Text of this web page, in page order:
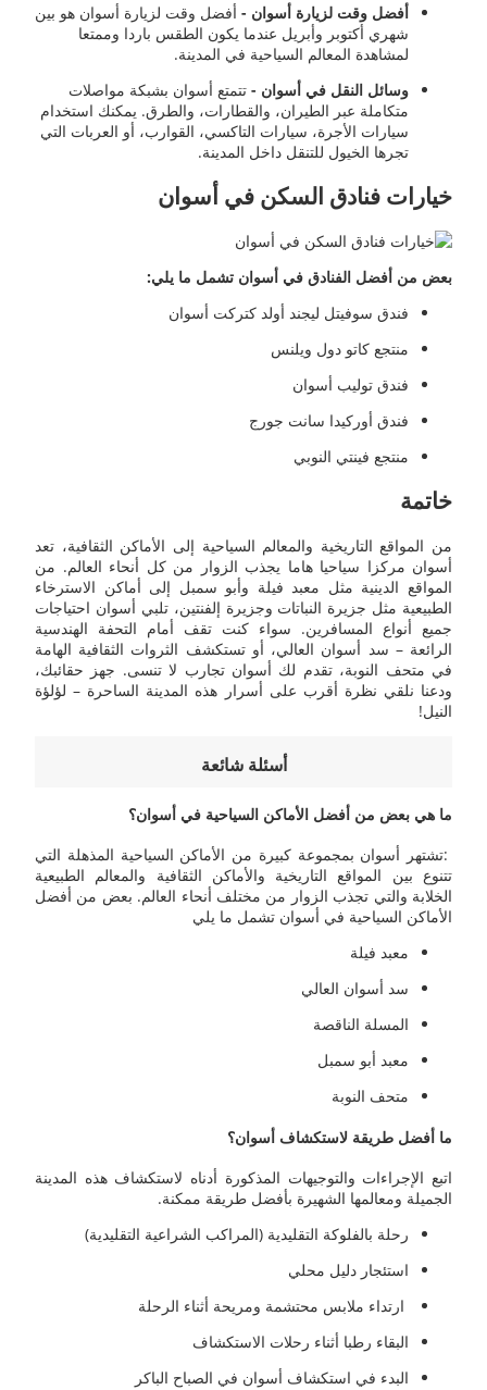
أفضل وقت لزيارة أسوان - أفضل وقت لزيارة أسوان هو بين
شهري أكتوبر وأبريل عندما يكون الطقس باردا وممتعا
لمشاهدة المعالم السياحية في المدينة.
وسائل النقل في أسوان - تتمتع أسوان بشبكة مواصلات
متكاملة عبر الطيران، والقطارات، والطرق. يمكنك استخدام
سيارات الأجرة، سيارات التاكسي، القوارب، أو العربات التي
تجرها الخيول للتنقل داخل المدينة.
خيارات فنادق السكن في أسوان
بعض من أفضل الفنادق في أسوان تشمل ما يلي:
فندق سوفيتل ليجند أولد كتركت أسوان
منتجع كاتو دول ويلنس
فندق توليب أسوان
فندق أوركيدا سانت جورج
منتجع فينتي النوبي
خاتمة
من المواقع التاريخية والمعالم السياحية إلى الأماكن الثقافية، تعد
أسوان مركزا سياحيا هاما يجذب الزوار من كل أنحاء العالم. من
المواقع الدينية مثل معبد فيلة وأبو سمبل إلى أماكن الاسترخاء
الطبيعية مثل جزيرة النباتات وجزيرة إلفنتين، تلبي أسوان احتياجات
جميع أنواع المسافرين. سواء كنت تقف أمام التحفة الهندسية
الرائعة – سد أسوان العالي، أو تستكشف الثروات الثقافية الهامة
في متحف النوبة، تقدم لك أسوان تجارب لا تنسى. جهز حقائبك،
ودعنا نلقي نظرة أقرب على أسرار هذه المدينة الساحرة – لؤلؤة
النيل!
أسئلة شائعة
ما هي بعض من أفضل الأماكن السياحية في أسوان؟
:تشتهر أسوان بمجموعة كبيرة من الأماكن السياحية المذهلة التي
تتنوع بين المواقع التاريخية والأماكن الثقافية والمعالم الطبيعية
الخلابة والتي تجذب الزوار من مختلف أنحاء العالم. بعض من أفضل
الأماكن السياحية في أسوان تشمل ما يلي
معبد فيلة
سد أسوان العالي
المسلة الناقصة
معبد أبو سمبل
متحف النوبة
ما أفضل طريقة لاستكشاف أسوان؟
اتبع الإجراءات والتوجيهات المذكورة أدناه لاستكشاف هذه المدينة
الجميلة ومعالمها الشهيرة بأفضل طريقة ممكنة.
رحلة بالفلوكة التقليدية (المراكب الشراعية التقليدية)
استئجار دليل محلي
ارتداء ملابس محتشمة ومريحة أثناء الرحلة
البقاء رطبا أثناء رحلات الاستكشاف
البدء في استكشاف أسوان في الصباح الباكر